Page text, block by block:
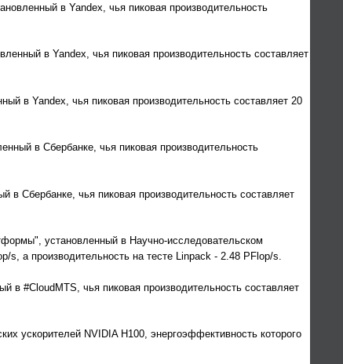
в Yandex, чья пиковая производительность
в Yandex, чья пиковая производительность составляет
в Yandex, чья пиковая производительность составляет 20
в Сбербанке, чья пиковая производительность
в Сбербанке, чья пиковая производительность составляет
установленный в Научно-исследовательском
а производительность на тесте Linpack - 2.48 PFlop/s.
в #CloudMTS, чья пиковая производительность составляет
ускорителей NVIDIA H100, энергоэффективность которого